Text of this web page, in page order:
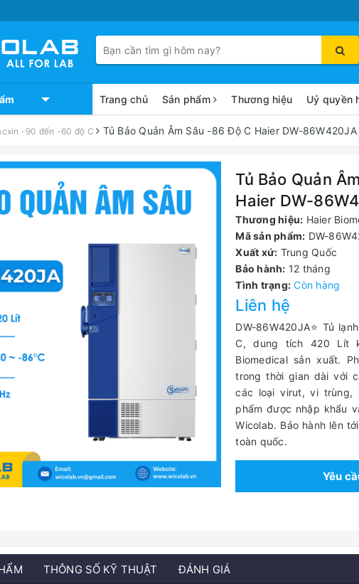
Trang chủ Sản phẩm Thương hiệu Uỷ quyền
-90 đến -60 độ C Tủ Bảo Quản Âm Sâu -86 Độ C Haier DW-
Tủ Bảo Quản
Haier DW-
Thương hiệu: Haier
Mã sản phẩm: DW-
Xuất xứ: Trung Quốc
Bảo hành: 12 tháng
Tình trạng: Còn hàng
Liên hệ
DW-86W420JA⭐ Tủ
C, dung tích 420 Lít
Biomedical sản xuất.
trong thời gian dài với
các loại virut, vi trùng,
phẩm được nhập khẩu
Wicolab. Bảo hành lên
toàn quốc.
Yêu
THÔNG SỐ KỸ THUẬT ĐÁNH GIÁ